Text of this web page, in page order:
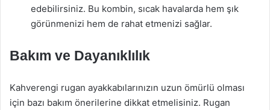
edebilirsiniz. Bu kombin, sıcak havalarda hem şık
görünmenizi hem de rahat etmenizi sağlar.
Bakım ve Dayanıklılık
Kahverengi rugan ayakkabılarınızın uzun ömürlü olması
için bazı bakım önerilerine dikkat etmelisiniz. Rugan